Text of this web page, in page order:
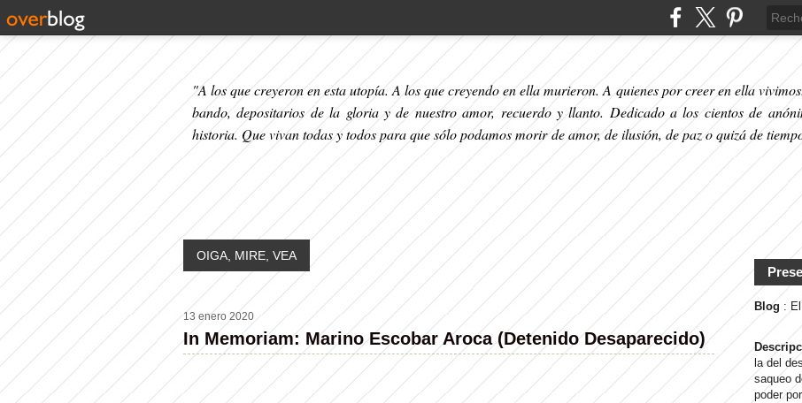
"A los que creyeron en esta utopía. A los que creyendo en ella murieron. A quienes por creer en ella
bando, depositarios de la gloria y de nuestro amor, recuerdo y llanto. Dedicado a los cientos de
historia. Que vivan todas y todos para que sólo podamos morir de amor, de ilusión, de paz o quizá de
OIGA, MIRE, VEA
13 enero 2020
In Memoriam: Marino Escobar Aroca (Detenido Desaparecido)
Blog :
la del
saqueo
poder